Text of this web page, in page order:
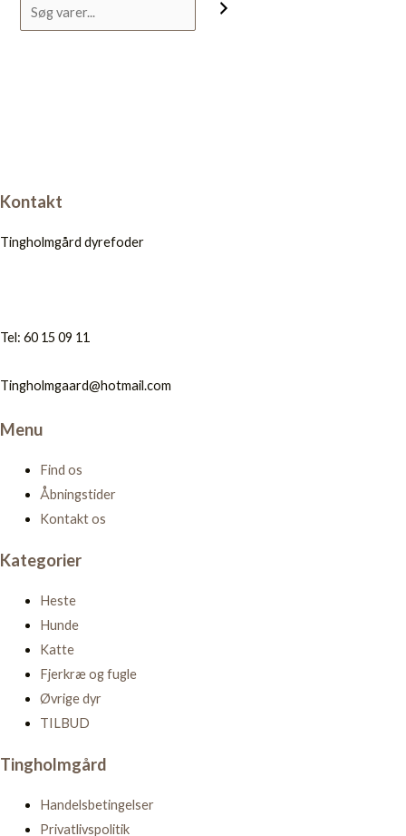
Kontakt
Tingholmgård dyrefoder
Tel: 60 15 09 11
Tingholmgaard@hotmail.com
Menu
Find os
Åbningstider
Kontakt os
Kategorier
Heste
Hunde
Katte
Fjerkræ og fugle
Øvrige dyr
TILBUD
Tingholmgård
Handelsbetingelser
Privatlivspolitik